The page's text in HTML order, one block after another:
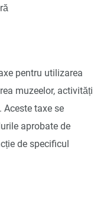
pentru utilizarea
muzeelor, activități
taxe se
aprobate de
de specificul